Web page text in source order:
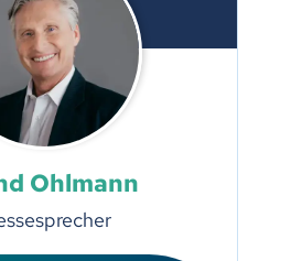
Ohlmann